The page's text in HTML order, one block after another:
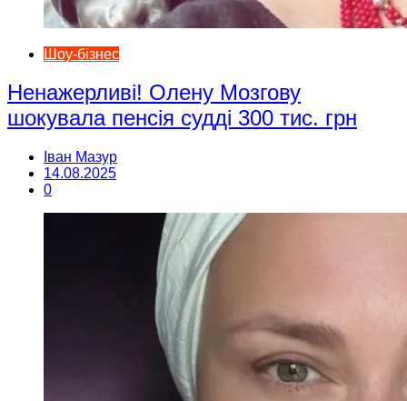
Шоу-бізнес
Ненажерливі! Олену Мозгову
шокувала пенсія судді 300 тис. грн
Іван Мазур
14.08.2025
0